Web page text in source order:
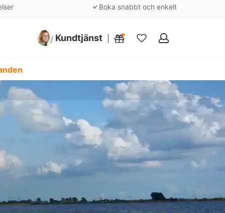
Boka snabbt och enkelt
Kundtjänst
Mina